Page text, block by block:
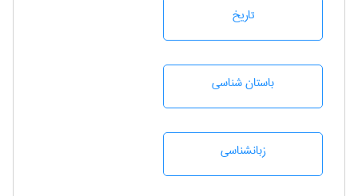
تاريخ
باستان شناسی
زبانشناسی